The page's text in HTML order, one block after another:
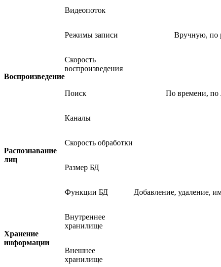
Видеопоток
Режимы записи Вручную, по
Воспроизведение
Скорость
воспроизведения
Поиск По времени, по
Распознавание
лиц
Каналы
Скорость обработки
Размер БД
Функции БД Добавление, удаление,
Хранение
информации
Внутреннее
хранилище
Внешнее
хранилище